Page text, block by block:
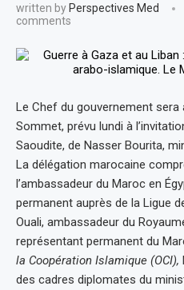
written by Perspectives Med
comments
Le Chef du gouvernement
Sommet, prévu lundi à
Saoudite, de Nasser Bourita,
La délégation marocaine
l’ambassadeur du Maroc en
permanent auprès de la Ligue
Ouali, ambassadeur du
représentant permanent du
la Coopération Islamique (OCI),
des cadres diplomates du